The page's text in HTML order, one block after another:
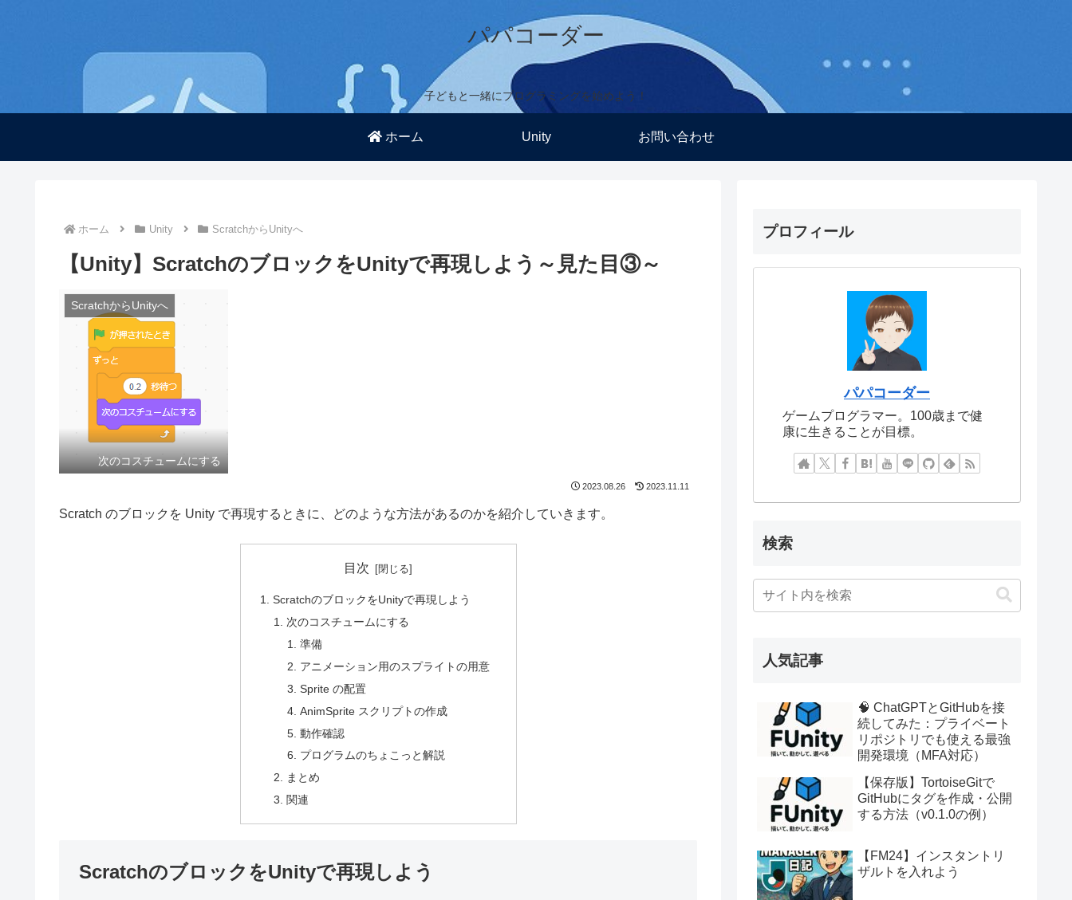
パパコーダー
子どもと一緒にプログラミングを始めよう！
ホーム Unity お問い合わせ
ホーム Unity ScratchからUnityへ
【Unity】ScratchのブロックをUnityで再現しよう～見た目③～
ScratchからUnityへ
次のコスチュームにする
2023.08.26 2023.11.11
Scratch のブロックを Unity で再現するときに、どのような方法があるのかを紹介していきます。
目次
ScratchのブロックをUnityで再現しよう
次のコスチュームにする
準備
アニメーション用のスプライトの用意
Sprite の配置
AnimSprite スクリプトの作成
動作確認
プログラムのちょこっと解説
まとめ
関連
ScratchのブロックをUnityで再現しよう
プロフィール
パパコーダー
ゲームプログラマー。100歳まで健
康に生きることが目標。
検索
人気記事
🧠 ChatGPTとGitHubを接
続してみた：プライベート
リポジトリでも使える最強
開発環境（MFA対応）
【保存版】TortoiseGitで
GitHubにタグを作成・公開
する方法（v0.1.0の例）
【FM24】インスタントリ
ザルトを入れよう